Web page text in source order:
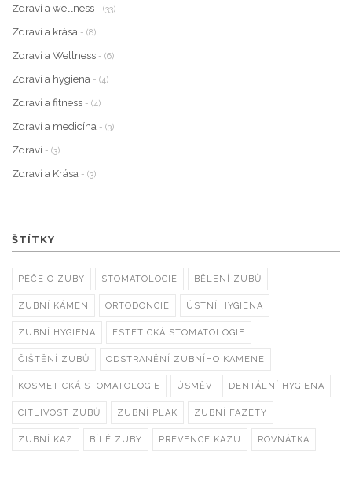
Zdraví a wellness - (33)
Zdraví a krása - (8)
Zdraví a Wellness - (6)
Zdraví a hygiena - (4)
Zdraví a fitness - (4)
Zdraví a medicína - (3)
Zdraví - (3)
Zdraví a Krása - (3)
ŠTÍTKY
PÉČE O ZUBY STOMATOLOGIE BĚLENÍ ZUBŮ
ZUBNÍ KÁMEN ORTODONCIE ÚSTNÍ HYGIENA
ZUBNÍ HYGIENA ESTETICKÁ STOMATOLOGIE
ČIŠTĚNÍ ZUBŮ ODSTRANĚNÍ ZUBNÍHO KAMENE
KOSMETICKÁ STOMATOLOGIE ÚSMĚV DENTÁLNÍ HYGIENA
CITLIVOST ZUBŮ ZUBNÍ PLAK ZUBNÍ FAZETY
ZUBNÍ KAZ BÍLÉ ZUBY PREVENCE KAZU ROVNÁTKA